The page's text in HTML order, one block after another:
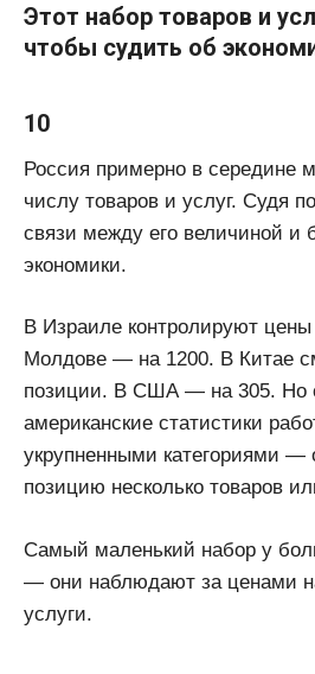
Этот набор товаров и
чтобы судить об
10
Россия примерно в середине
числу товаров и услуг. Судя
связи между его величиной и
экономики.
В Израиле контролируют
Молдове — на 1200. В Китае
позиции. В США — на 305. Но
американские статистики
укрупненными категориями —
позицию несколько товаров
Самый маленький набор у
— они наблюдают за ценами
услуги.